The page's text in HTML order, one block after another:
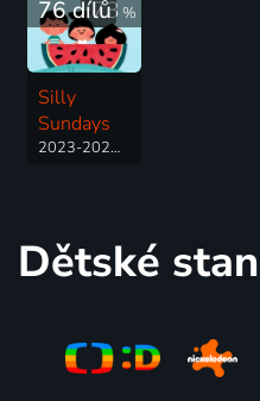
73 %
76 dílů
Silly
Sundays
2023-2024 | Irsko | Animovaný, Komedie, Rodinný
Dětské